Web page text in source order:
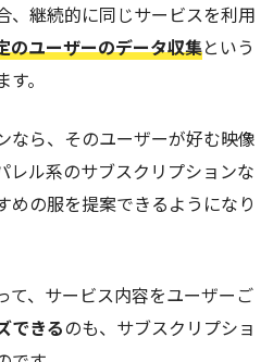
、継続的に同じサービスを利用
のユーザーのデータ収集という
。
なら、そのユーザーが好む映像
レル系のサブスクリプションな
めの服を提案できるようになり
て、サービス内容をユーザーご
できるのも、サブスクリプショ